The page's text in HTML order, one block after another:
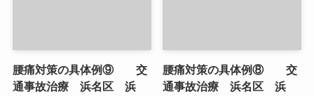
腰痛対策の具体例⑨ 交
通事故治療 浜名区 浜
腰痛対策の具体例⑧ 交
通事故治療 浜名区 浜